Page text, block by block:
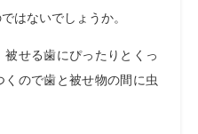
はないでしょうか。
せる歯にぴったりとくっ
ので歯と被せ物の間に虫